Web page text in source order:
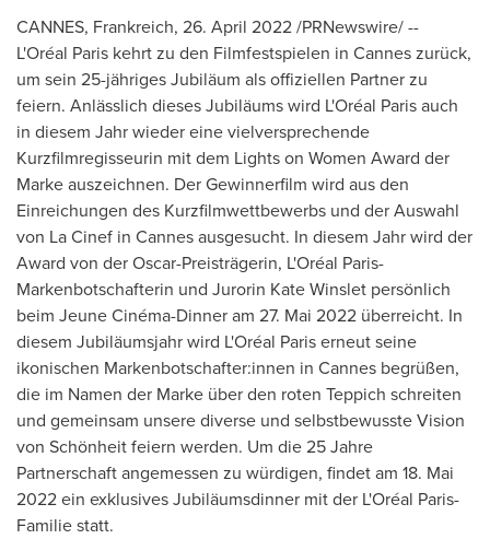
CANNES, Frankreich, 26. April 2022/PRNewswire/ --
L'Oréal Paris kehrt zu den Filmfestspielen in Canneszurück,
um sein 25-jähriges Jubiläum als offiziellen Partner zu
feiern. Anlässlich dieses Jubiläums wird L'Oréal Parisauch
in diesem Jahr wieder eine vielversprechende
Kurzfilmregisseurin mit dem Lights on Women Award der
Marke auszeichnen. Der Gewinnerfilm wird aus den
Einreichungen des Kurzfilmwettbewerbs und der Auswahl
von La Cinef in Cannesausgesucht. In diesem Jahr wird der
Award von der Oscar-Preisträgerin, L'Oréal Paris-
Markenbotschafterin und Jurorin Kate Winslet persönlich
beim Jeune Cinéma-Dinner am 27. Mai 2022 überreicht. In
diesem Jubiläumsjahr wird L'Oréal Pariserneut seine
ikonischen Markenbotschafter:innen in Cannes begrüßen,
die im Namen der Marke über den roten Teppich schreiten
und gemeinsam unsere diverse und selbstbewusste Vision
von Schönheit feiern werden. Um die 25 Jahre
Partnerschaft angemessen zu würdigen, findet am 18. Mai
2022 ein exklusives Jubiläumsdinner mit der L'Oréal Paris-
Familie statt.